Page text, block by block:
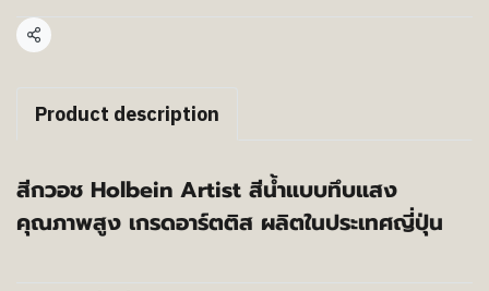
แชร์
Product description
สีกวอช Holbein Artist สีน้ำแบบทึบแสง
คุณภาพสูง เกรดอาร์ตติส ผลิตในประเทศญี่ปุ่น